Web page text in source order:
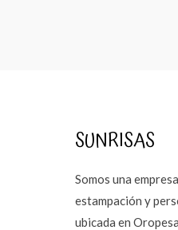
SUNRISAS
Somos una
estampación y
ubicada en